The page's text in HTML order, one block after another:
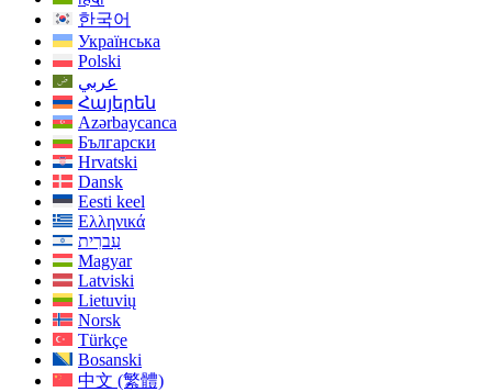
한국어
Українська
Polski
عربي
Հայերեն
Azərbaycanca
Български
Hrvatski
Dansk
Eesti keel
Ελληνικά
עִברִית
Magyar
Latviski
Lietuvių
Norsk
Türkçe
Bosanski
中文 (繁體)